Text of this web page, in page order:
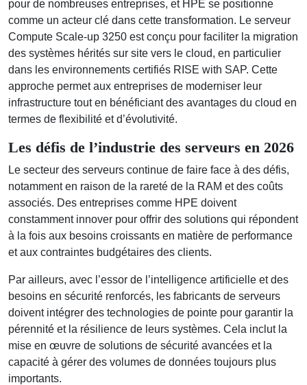
pour de nombreuses entreprises, et HPE se positionne
comme un acteur clé dans cette transformation. Le serveur
Compute Scale-up 3250 est conçu pour faciliter la migration
des systèmes hérités sur site vers le cloud, en particulier
dans les environnements certifiés RISE with SAP. Cette
approche permet aux entreprises de moderniser leur
infrastructure tout en bénéficiant des avantages du cloud en
termes de flexibilité et d’évolutivité.
Les défis de l’industrie des serveurs en 2026
Le secteur des serveurs continue de faire face à des défis,
notamment en raison de la rareté de la RAM et des coûts
associés. Des entreprises comme HPE doivent
constamment innover pour offrir des solutions qui répondent
à la fois aux besoins croissants en matière de performance
et aux contraintes budgétaires des clients.
Par ailleurs, avec l’essor de l’intelligence artificielle et des
besoins en sécurité renforcés, les fabricants de serveurs
doivent intégrer des technologies de pointe pour garantir la
pérennité et la résilience de leurs systèmes. Cela inclut la
mise en œuvre de solutions de sécurité avancées et la
capacité à gérer des volumes de données toujours plus
importants.